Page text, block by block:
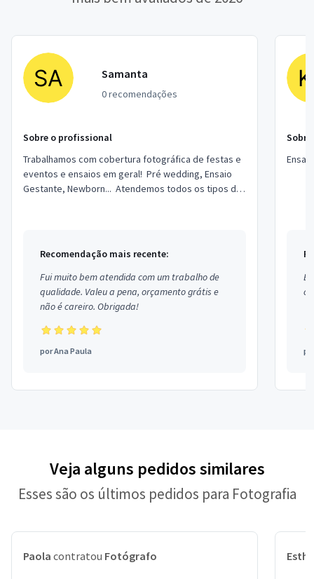
Samanta
0 recomendações
Sobre o profissional
Trabalhamos com cobertura fotográfica de festas e
eventos e ensaios em geral! Pré wedding, Ensaio
Gestante, Newborn... Atendemos todos os tipos de
Recomendação mais recente:
Fui muito bem atendida com um trabalho de
qualidade. Valeu a pena, orçamento grátis e
não é careiro. Obrigada!
porAna Paula
Veja alguns pedidos similares
Esses são os últimos pedidos para Fotografia
Paola contratou Fotógrafo